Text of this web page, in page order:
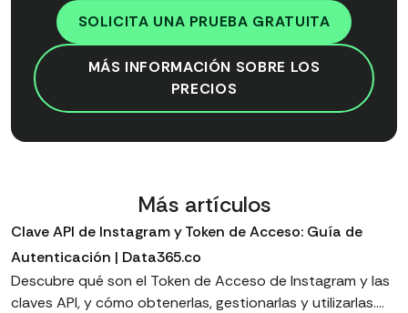
SOLICITA UNA PRUEBA GRATUITA
MÁS INFORMACIÓN SOBRE LOS
PRECIOS
Más artículos
Clave API de Instagram y Token de Acceso: Guía de
Autenticación | Data365.co
Descubre qué son el Token de Acceso de Instagram y las
claves API, y cómo obtenerlas, gestionarlas y utilizarlas.